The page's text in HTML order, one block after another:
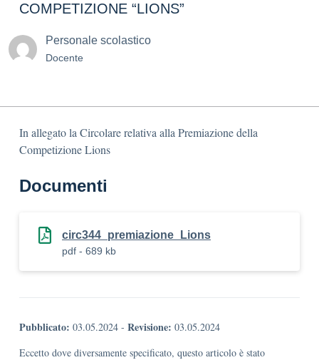
COMPETIZIONE “LIONS”
Personale scolastico
Docente
In allegato la Circolare relativa alla Premiazione della
Competizione Lions
Documenti
circ344_premiazione_Lions
pdf - 689 kb
Pubblicato: 03.05.2024 - Revisione: 03.05.2024
Eccetto dove diversamente specificato, questo articolo è stato